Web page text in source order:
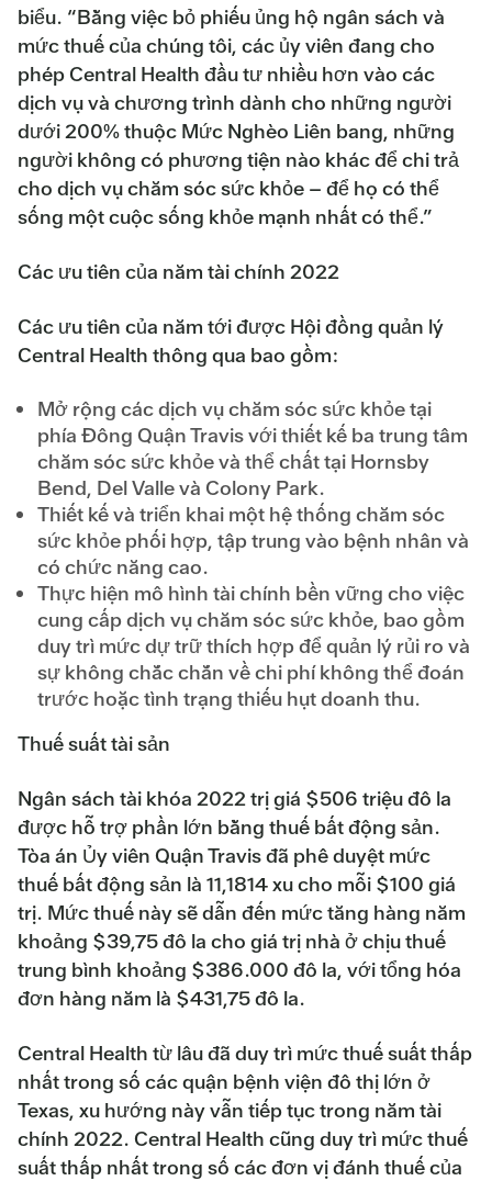
biểu. “Bằng việc bỏ phiếu ủng hộ ngân sách và
mức thuế của chúng tôi, các ủy viên đang cho
phép Central Health đầu tư nhiều hơn vào các
dịch vụ và chương trình dành cho những người
dưới 200% thuộc Mức Nghèo Liên bang, những
người không có phương tiện nào khác để chi trả
cho dịch vụ chăm sóc sức khỏe – để họ có thể
sống một cuộc sống khỏe mạnh nhất có thể.”
Các ưu tiên của năm tài chính 2022
Các ưu tiên của năm tới được Hội đồng quản lý
Central Health thông qua bao gồm:
Mở rộng các dịch vụ chăm sóc sức khỏe tại
phía Đông Quận Travis với thiết kế ba trung tâm
chăm sóc sức khỏe và thể chất tại Hornsby
Bend, Del Valle và Colony Park.
Thiết kế và triển khai một hệ thống chăm sóc
sức khỏe phối hợp, tập trung vào bệnh nhân và
có chức năng cao.
Thực hiện mô hình tài chính bền vững cho việc
cung cấp dịch vụ chăm sóc sức khỏe, bao gồm
duy trì mức dự trữ thích hợp để quản lý rủi ro và
sự không chắc chắn về chi phí không thể đoán
trước hoặc tình trạng thiếu hụt doanh thu.
Thuế suất tài sản
Ngân sách tài khóa 2022 trị giá $506 triệu đô la
được hỗ trợ phần lớn bằng thuế bất động sản.
Tòa án Ủy viên Quận Travis đã phê duyệt mức
thuế bất động sản là 11,1814 xu cho mỗi $100 giá
trị. Mức thuế này sẽ dẫn đến mức tăng hàng năm
khoảng $39,75 đô la cho giá trị nhà ở chịu thuế
trung bình khoảng $386.000 đô la, với tổng hóa
đơn hàng năm là $431,75 đô la.
Central Health từ lâu đã duy trì mức thuế suất thấp
nhất trong số các quận bệnh viện đô thị lớn ở
Texas, xu hướng này vẫn tiếp tục trong năm tài
chính 2022. Central Health cũng duy trì mức thuế
suất thấp nhất trong số các đơn vị đánh thuế của